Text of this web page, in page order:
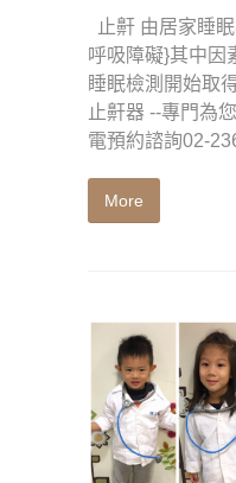
止鼾 由居家睡
呼吸障礙}其中因
睡眠檢測開始取
止鼾器 --專門為
電預約諮詢02-
More